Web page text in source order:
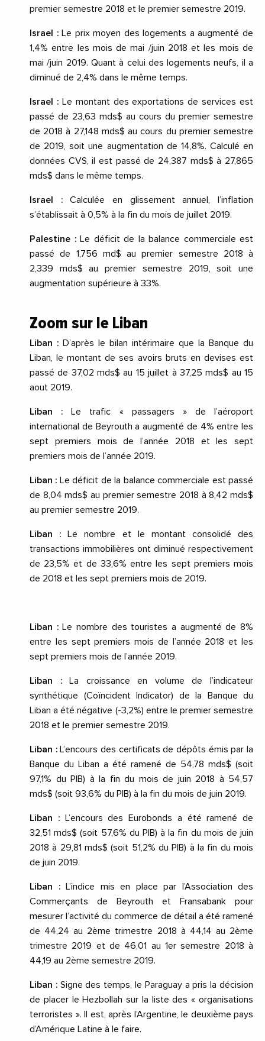
premier semestre 2018 et le premier semestre 2019.
Israel :Le prix moyen des logements a augmenté de
1,4% entre les mois de mai /juin 2018 et les mois de
mai /juin 2019. Quant à celui des logements neufs, il a
diminué de 2,4% dans le même temps.
Israel :Le montant des exportations de services est
passé de 23,63 mds$ au cours du premier semestre
de 2018 à 27,148 mds$ au cours du premier semestre
de 2019, soit une augmentation de 14,8%. Calculé en
données CVS, il est passé de 24,387 mds$ à 27,865
mds$ dans le même temps.
Israel :Calculée en glissement annuel, l’inflation
s’établissait à 0,5% à la fin du mois de juillet 2019.
Palestine :Le déficit de la balance commerciale est
passé de 1,756 md$ au premier semestre 2018 à
2,339 mds$ au premier semestre 2019, soit une
augmentation supérieure à 33%.
Zoom sur le Liban
Liban : D’après le bilan intérimaire que la Banque du
Liban, le montant de ses avoirs bruts en devises est
passé de 37,02 mds$ au 15 juillet à 37,25 mds$ au 15
aout 2019.
Liban : Le trafic « passagers » de l’aéroport
international de Beyrouth a augmenté de 4% entre les
sept premiers mois de l’année 2018 et les sept
premiers mois de l’année 2019.
Liban : Le déficit de la balance commerciale est passé
de 8,04 mds$ au premier semestre 2018 à 8,42 mds$
au premier semestre 2019.
Liban : Le nombre et le montant consolidé des
transactions immobilières ont diminué respectivement
de 23,5% et de 33,6% entre les sept premiers mois
de 2018 et les sept premiers mois de 2019.
Liban :Le nombre des touristes a augmenté de 8%
entre les sept premiers mois de l’année 2018 et les
sept premiers mois de l’année 2019.
Liban :La croissance en volume de l’indicateur
synthétique (Coïncident Indicator) de la Banque du
Liban a été négative (-3,2%) entre le premier semestre
2018 et le premier semestre 2019.
Liban :L’encours des certificats de dépôts émis par la
Banque du Liban a été ramené de 54,78 mds$ (soit
97,1% du PIB) à la fin du mois de juin 2018 à 54,57
mds$ (soit 93,6% du PIB) à la fin du mois de juin 2019.
Liban :L’encours des Eurobonds a été ramené de
32,51 mds$ (soit 57,6% du PIB) à la fin du mois de juin
2018 à 29,81 mds$ (soit 51,2% du PIB) à la fin du mois
de juin 2019.
Liban :L’indice mis en place par l’Association des
Commerçants de Beyrouth et Fransabank pour
mesurer l’activité du commerce de détail a été ramené
de 44,24 au 2ème trimestre 2018 à 44,14 au 2ème
trimestre 2019 et de 46,01 au 1er semestre 2018 à
44,19 au 2ème semestre 2019.
Liban :Signe des temps, le Paraguay a pris la décision
de placer le Hezbollah sur la liste des « organisations
terroristes ». Il est, après l’Argentine, le deuxième pays
d’Amérique Latine à le faire.